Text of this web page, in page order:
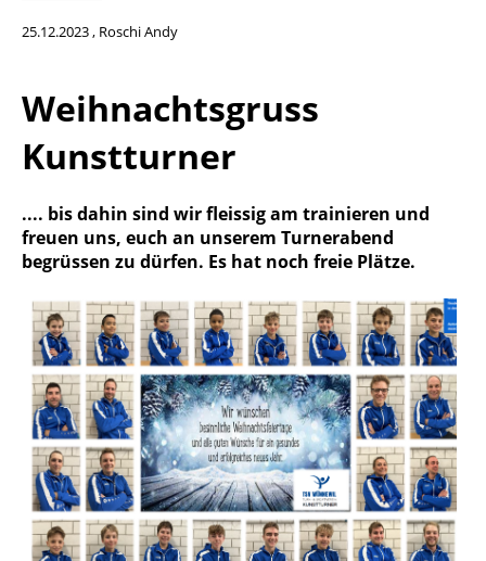
25.12.2023, Roschi Andy
Weihnachtsgruss
Kunstturner
.... bis dahin sind wir fleissig am trainieren und
freuen uns, euch an unserem Turnerabend
begrüssen zu dürfen. Es hat noch freie Plätze.